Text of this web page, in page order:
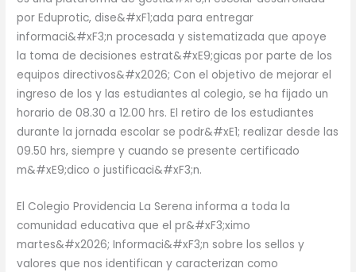
por Eduprotic, dise&#xF1;ada para entregar
informaci&#xF3;n procesada y sistematizada que apoye
la toma de decisiones estrat&#xE9;gicas por parte de los
equipos directivos&#x2026; Con el objetivo de mejorar el
ingreso de los y las estudiantes al colegio, se ha fijado un
horario de 08.30 a 12.00 hrs. El retiro de los estudiantes
durante la jornada escolar se podr&#xE1; realizar desde las
09.50 hrs, siempre y cuando se presente certificado
m&#xE9;dico o justificaci&#xF3;n.
El Colegio Providencia La Serena informa a toda la
comunidad educativa que el pr&#xF3;ximo
martes&#x2026; Informaci&#xF3;n sobre los sellos y
valores que nos identifican y caracterizan como